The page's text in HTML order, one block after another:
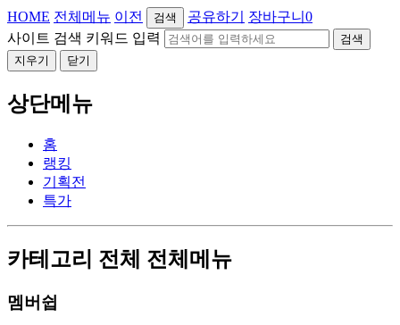
HOME 전체메뉴 이전 검색 공유하기 장바구니 0
사이트 검색 키워드 입력
검색
지우기
닫기
상단메뉴
홈
랭킹
기획전
특가
카테고리 전체 전체메뉴
멤버쉽